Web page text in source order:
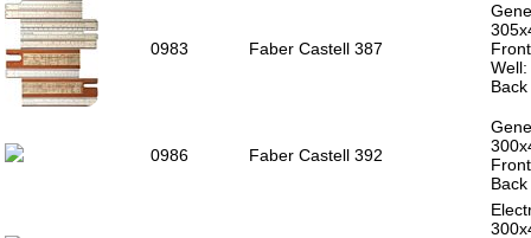
0983 Faber Castell 387
0986 Faber Castell 392